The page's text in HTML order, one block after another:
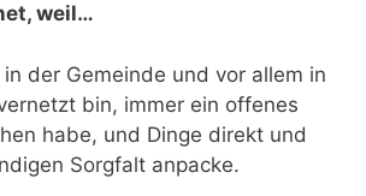
weil…
der Gemeinde und vor allem in
bin, immer ein offenes
habe, und Dinge direkt und
Sorgfalt anpacke.